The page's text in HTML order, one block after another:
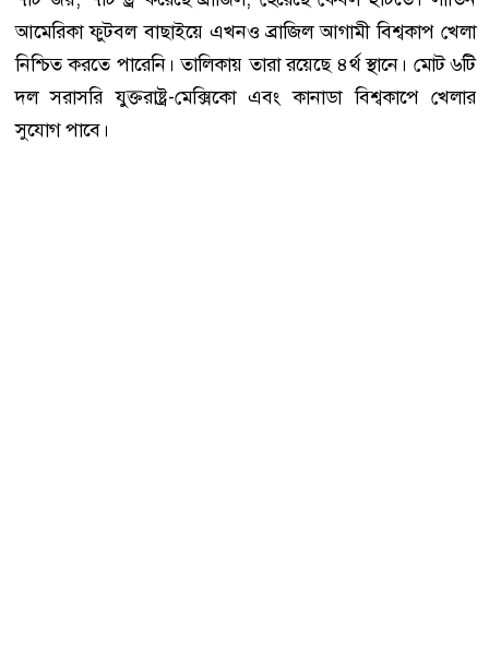
আমেরিকা ফুটবল বাছাইয়ে এখনও ব্রাজিল আগামী বিশ্বকাপ খেলা
নিশ্চিত করতে পারেনি। তালিকায় তারা রয়েছে ৪র্থ স্থানে। মোট ৬টি
দল সরাসরি যুক্তরাষ্ট্র-মেক্সিকো এবং কানাডা বিশ্বকাপে খেলার
সুযোগ পাবে।